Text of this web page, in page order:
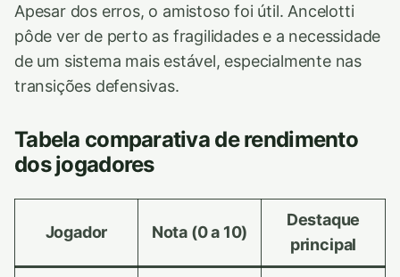
Apesar dos erros, o amistoso foi útil. Ancelotti
pôde ver de perto as fragilidades e a necessidade
de um sistema mais estável, especialmente nas
transições defensivas.
Tabela comparativa de rendimento
dos jogadores
Jogador Nota (0 a 10)
Destaque
principal